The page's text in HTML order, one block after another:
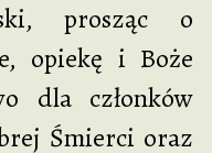
prosząc o
opiekę i Boże
dla członków
Śmierci oraz